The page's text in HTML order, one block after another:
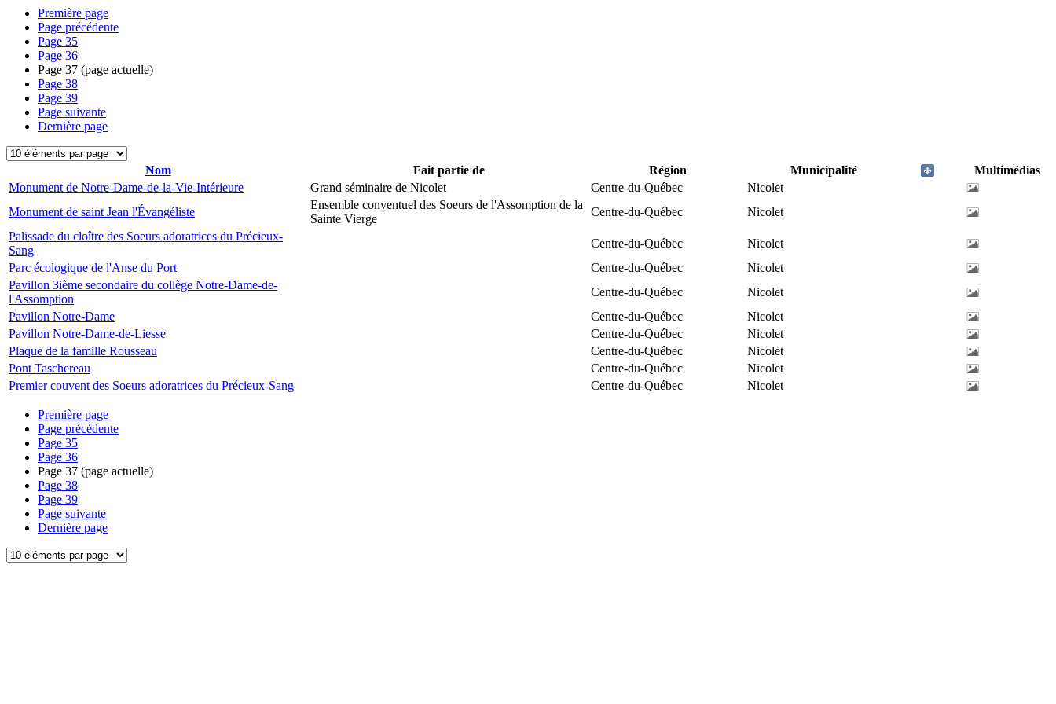
Première page
Page précédente
Page 35
Page 36
Page 37 (page actuelle)
Page 38
Page 39
Page suivante
Dernière page
Nom Fait partie de Région Municipalité
Multimédias
Monument de Notre-Dame-de-la-Vie-Intérieure
Grand séminaire de Nicolet Centre-du-Québec
Nicolet
Monument de saint Jean l'Évangéliste
Ensemble conventuel des Soeurs de l'Assomption de la
Sainte Vierge
Centre-du-Québec
Nicolet
Palissade du cloître des Soeurs adoratrices du Précieux-
Sang
Centre-du-Québec
Nicolet
Parc écologique de l'Anse du Port
Centre-du-Québec
Nicolet
Pavillon 3ième secondaire du collège Notre-Dame-de-
l'Assomption
Centre-du-Québec
Nicolet
Pavillon Notre-Dame
Centre-du-Québec
Nicolet
Pavillon Notre-Dame-de-Liesse
Centre-du-Québec
Nicolet
Plaque de la famille Rousseau
Centre-du-Québec
Nicolet
Pont Taschereau
Centre-du-Québec
Nicolet
Premier couvent des Soeurs adoratrices du Précieux-Sang
Centre-du-Québec Nicolet
Première page
Page précédente
Page 35
Page 36
Page 37 (page actuelle)
Page 38
Page 39
Page suivante
Dernière page